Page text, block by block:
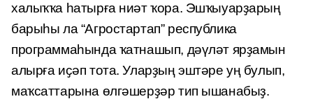
халыҡҡа һатырға ниәт ҡора. Эшҡыуарҙарың
барыһы ла “Агростартап” республика
программаһында ҡатнашып, дәүләт ярҙамын
алырға иҫәп тота. Уларҙың эштәре уң булып,
маҡсаттарына өлгәшерҙәр тип ышанабыҙ.